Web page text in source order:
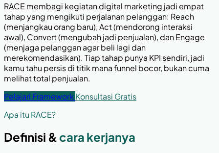
RACE membagi kegiatan digital marketing jadi empat
tahap yang mengikuti perjalanan pelanggan: Reach
(menjangkau orang baru), Act (mendorong interaksi
awal), Convert (mengubah jadi penjualan), dan Engage
(menjaga pelanggan agar beli lagi dan
merekomendasikan). Tiap tahap punya KPI sendiri, jadi
kamu tahu persis di titik mana funnel bocor, bukan cuma
melihat total penjualan.
Pelajari Framework Konsultasi Gratis
Apa itu RACE?
Definisi & cara kerjanya